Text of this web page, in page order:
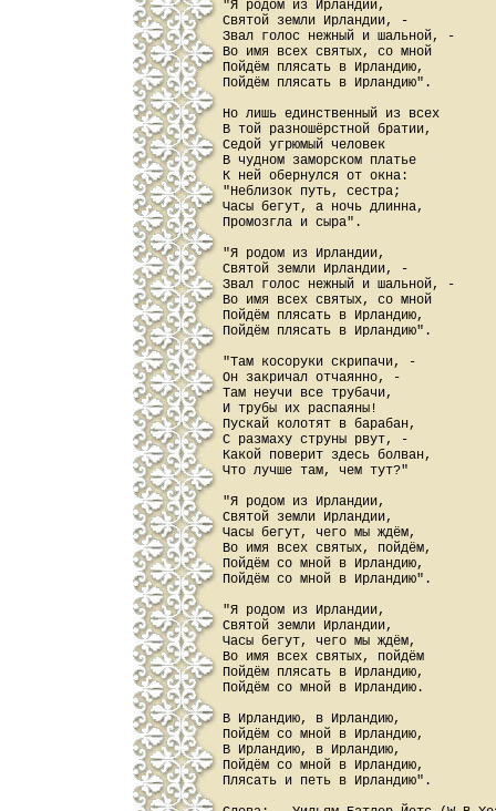
"Я родом из Ирландии,
Святой земли Ирландии, -
Звал голос нежный и шальной, -
Во имя всех святых, со мной
Пойдём плясать в Ирландию,
Пойдём плясать в Ирландию".
Но лишь единственный из всех
В той разношёрстной братии,
Седой угрюмый человек
В чудном заморском платье
К ней обернулся от окна:
"Неблизок путь, сестра;
Часы бегут, а ночь длинна,
Промозгла и сыра".
"Я родом из Ирландии,
Святой земли Ирландии, -
Звал голос нежный и шальной, -
Во имя всех святых, со мной
Пойдём плясать в Ирландию,
Пойдём плясать в Ирландию".
"Там косоруки скрипачи, -
Он закричал отчаянно, -
Там неучи все трубачи,
И трубы их распаяны!
Пускай колотят в барабан,
С размаху струны рвут, -
Какой поверит здесь болван,
Что лучше там, чем тут?"
"Я родом из Ирландии,
Святой земли Ирландии,
Часы бегут, чего мы ждём,
Во имя всех святых, пойдём,
Пойдём со мной в Ирландию,
Пойдём со мной в Ирландию".
"Я родом из Ирландии,
Святой земли Ирландии,
Часы бегут, чего мы ждём,
Во имя всех святых, пойдём
Пойдём плясать в Ирландию,
Пойдём со мной в Ирландию.
В Ирландию, в Ирландию,
Пойдём со мной в Ирландию,
В Ирландию, в Ирландию,
Пойдём со мной в Ирландию,
Плясать и петь в Ирландию".